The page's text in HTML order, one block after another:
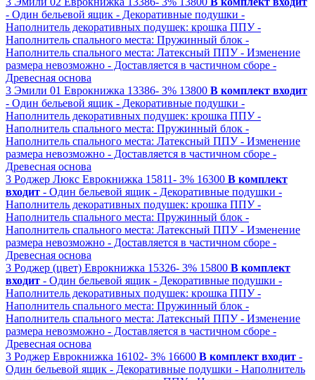
- Один бельевой ящик - Декоративные подушки -
Наполнитель декоративных подушек: крошка ППУ -
Наполнитель спального места: Пружинный блок -
Наполнитель спального места: Латексный ППУ - Изменение
размера невозможно - Доставляется в частичном сборе -
Древесная основа
3 Эмили 01 Еврокнижка 13386- 3% 13800 В комплект входит
- Один бельевой ящик - Декоративные подушки -
Наполнитель декоративных подушек: крошка ППУ -
Наполнитель спального места: Пружинный блок -
Наполнитель спального места: Латексный ППУ - Изменение
размера невозможно - Доставляется в частичном сборе -
Древесная основа
3 Роджер Люкс Еврокнижка 15811- 3% 16300 В комплект
входит - Один бельевой ящик - Декоративные подушки -
Наполнитель декоративных подушек: крошка ППУ -
Наполнитель спального места: Пружинный блок -
Наполнитель спального места: Латексный ППУ - Изменение
размера невозможно - Доставляется в частичном сборе -
Древесная основа
3 Роджер (цвет) Еврокнижка 15326- 3% 15800 В комплект
входит - Один бельевой ящик - Декоративные подушки -
Наполнитель декоративных подушек: крошка ППУ -
Наполнитель спального места: Пружинный блок -
Наполнитель спального места: Латексный ППУ - Изменение
размера невозможно - Доставляется в частичном сборе -
Древесная основа
3 Роджер Еврокнижка 16102- 3% 16600 В комплект входит -
Один бельевой ящик - Декоративные подушки - Наполнитель